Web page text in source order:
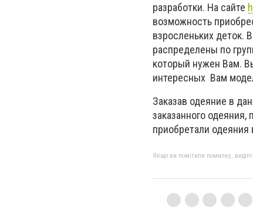
разработки. На сайте
возможность
взросленьких деток.
распределены по
который нужен Вам.
интересных Вам
Заказав одеяние в
заказанного
приобретали одеяния
Якщо ви помітили помилку,